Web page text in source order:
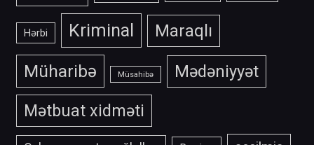
Hərbi Kriminal Maraqlı
Müharibə Müsahibə
Mədəniyyət
Mətbuat xidməti